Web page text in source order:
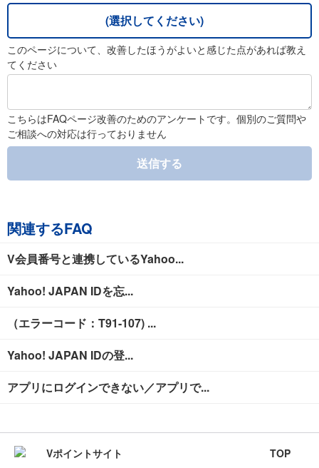
(選択してください)
このページについて、改善したほうがよいと感じた点があれば教え
てください
こちらはFAQページ改善のためのアンケートです。個別のご質問や
ご相談への対応は行っておりません
送信する
関連するFAQ
V会員番号と連携しているYahoo...
Yahoo! JAPAN IDを忘...
（エラーコード：T91-107) ...
Yahoo! JAPAN IDの登...
アプリにログインできない／アプリで...
TOP